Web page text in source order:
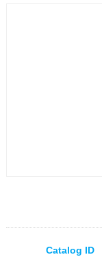
Catalog ID